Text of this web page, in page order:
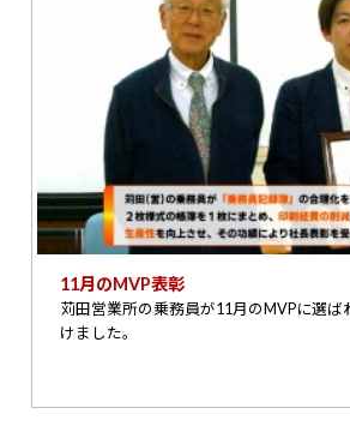
11月のMVP表彰
苅田営業所の乗務員が11月のMVPに選ば
けました。